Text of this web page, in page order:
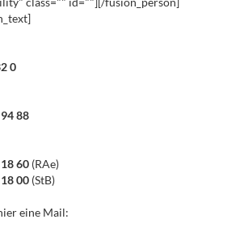
0
88
60 (RAe)
00 (StB)
eine Mail: